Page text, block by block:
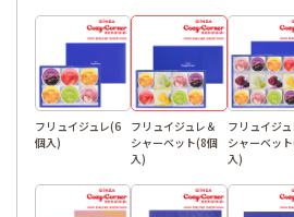
フリュイジュレ(6
個入)
フリュイジュレ＆
シャーベット(8個
入)
フリュイジュ
シャーベッ
入)